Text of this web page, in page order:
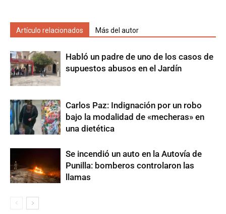
Artículo relacionados Más del autor
Habló un padre de uno de los casos de
supuestos abusos en el Jardín
Carlos Paz: Indignación por un robo
bajo la modalidad de «mecheras» en
una dietética
Se incendió un auto en la Autovía de
Punilla: bomberos controlaron las
llamas